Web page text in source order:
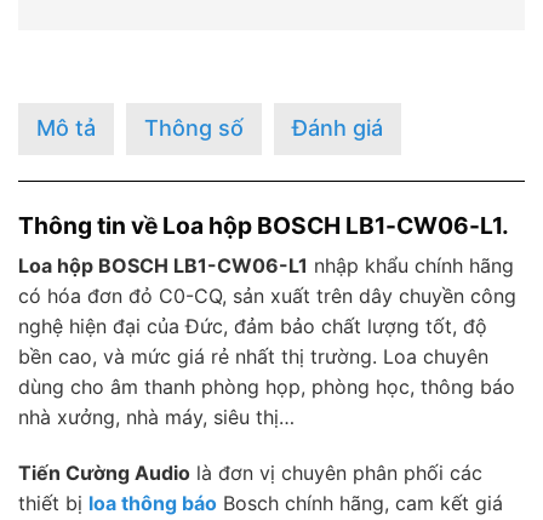
Mô tả Thông số Đánh giá
Thông tin về Loa hộp BOSCH LB1-CW06-L1.
Loa hộp BOSCH LB1-CW06-L1 nhập khẩu chính hãng
có hóa đơn đỏ C0-CQ, sản xuất trên dây chuyền công
nghệ hiện đại của Đức, đảm bảo chất lượng tốt, độ
bền cao, và mức giá rẻ nhất thị trường. Loa chuyên
dùng cho âm thanh phòng họp, phòng học, thông báo
nhà xưởng, nhà máy, siêu thị…
Tiến Cường Audio là đơn vị chuyên phân phối các
thiết bị loa thông báo Bosch chính hãng, cam kết giá